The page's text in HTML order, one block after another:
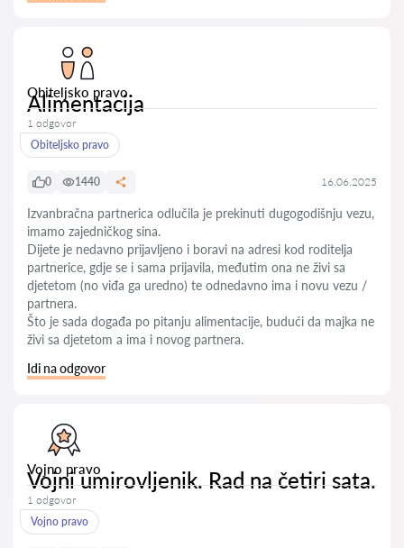
Obiteljsko pravo
Alimentacija
1 odgovor
Obiteljsko pravo
0 1440 16.06.2025
Izvanbračna partnerica odlučila je prekinuti dugogodišnju vezu,
imamo zajedničkog sina.
Dijete je nedavno prijavljeno i boravi na adresi kod roditelja
partnerice, gdje se i sama prijavila, međutim ona ne živi sa
djetetom (no viđa ga uredno) te odnedavno ima i novu vezu /
partnera.
Što je sada događa po pitanju alimentacije, budući da majka ne
živi sa djetetom a ima i novog partnera.
Idi na odgovor
Vojno pravo
Vojni umirovljenik. Rad na četiri sata.
1 odgovor
Vojno pravo